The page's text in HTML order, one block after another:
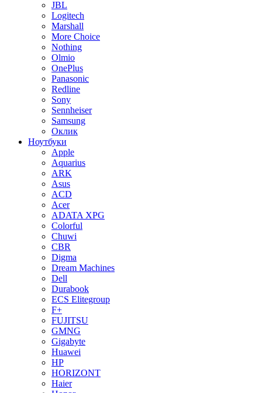
JBL
Logitech
Marshall
More Choice
Nothing
Olmio
OnePlus
Panasonic
Redline
Sony
Sennheiser
Samsung
Оклик
Ноутбуки
Apple
Aquarius
ARK
Asus
ACD
Acer
ADATA XPG
Colorful
Chuwi
CBR
Digma
Dream Machines
Dell
Durabook
ECS Elitegroup
F+
FUJITSU
GMNG
Gigabyte
Huawei
HP
HORIZONT
Haier